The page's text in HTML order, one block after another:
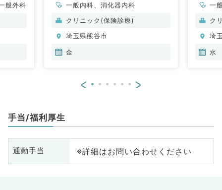
般外科
一般内科、消化器内科
クリニック(保険診療)
埼玉県熊谷市
金
一
ク
埼
水
< >
手当/福利厚生
通勤手当 ※詳細はお問い合わせください